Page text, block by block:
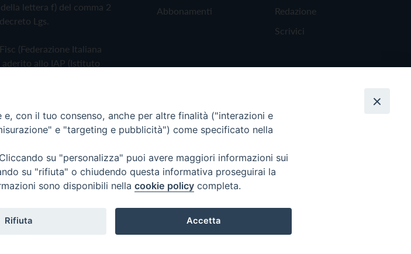
lettera f) del comma 2
Lgs.
(Federazione Italiana
allo IAP (Istituto
Policy
Abbonamenti
Redazione
Scrivici
con il tuo consenso, anche per altre finalità ("interazioni e
e "targeting e pubblicità") come specificato nella
su "personalizza" puoi avere maggiori informazioni sui
su "rifiuta" o chiudendo questa informativa proseguirai la
sono disponibili nella cookie policy completa.
Rifiuta Accetta